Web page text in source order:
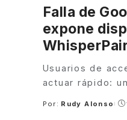
Falla de
expone
Usuarios de
actuar rápido:
Posted
Por: Rudy Alonso